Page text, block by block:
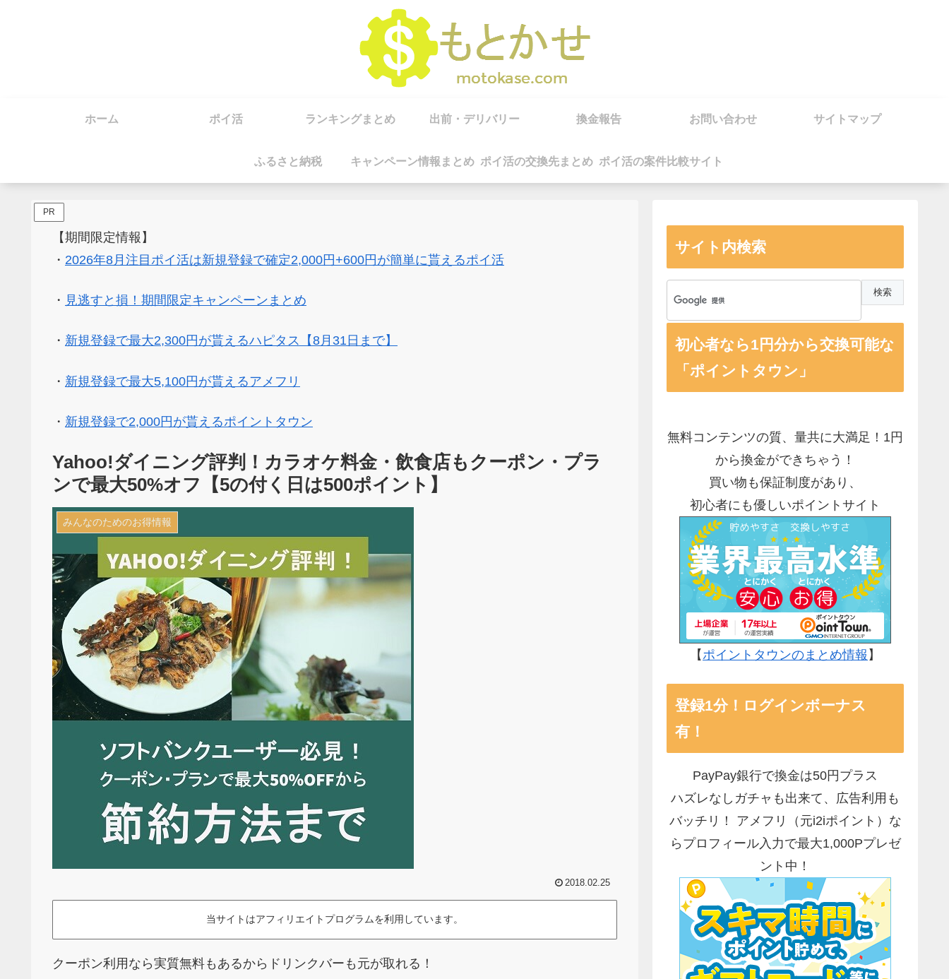
ホーム ポイ活 ランキングまとめ 出前・デリバリー 換金報告 お問い合わせ サイトマップ
ふるさと納税 キャンペーン情報まとめ ポイ活の交換先まとめ ポイ活の案件比較サイト
PR
【期間限定情報】
・ 2026年8月注目ポイ活は新規登録で確定2,000円+600円が簡単に貰えるポイ活
・ 見逃すと損！期間限定キャンペーンまとめ
・ 新規登録で最大2,300円が貰えるハピタス【8月31日まで】
・ 新規登録で最大5,100円が貰えるアメフリ
・ 新規登録で2,000円が貰えるポイントタウン
Yahoo!ダイニング評判！カラオケ料金・飲食店もクーポン・プラ
ンで最大50%オフ【5の付く日は500ポイント】
みんなのためのお得情報
2018.02.25
当サイトはアフィリエイトプログラムを利用しています。
クーポン利用なら実質無料もあるからドリンクバーも元が取れる！
サイト内検索
初心者なら1円分から交換可能な
「ポイントタウン」
無料コンテンツの質、量共に大満足！1円
から換金ができちゃう！
買い物も保証制度があり、
初心者にも優しいポイントサイト
【ポイントタウンのまとめ情報 】
登録1分！ログインボーナス
有！
PayPay銀行で換金は50円プラス
ハズレなしガチャも出来て、広告利用も
バッチリ！ アメフリ（元i2iポイント）な
らプロフィール入力で最大1,000Pプレゼ
ント中！